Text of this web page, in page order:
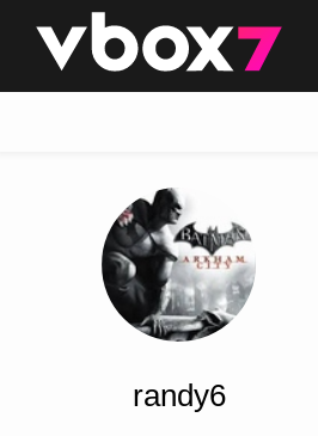
👾
randy6